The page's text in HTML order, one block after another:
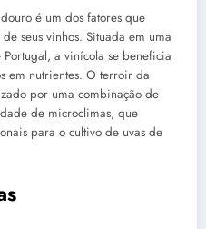
é um dos fatores que
seus vinhos. Situada em uma
a vinícola se beneficia
em nutrientes. O terroir da
por uma combinação de
de microclimas, que
para o cultivo de uvas de